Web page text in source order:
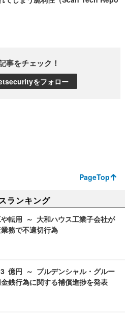
事をチェック！
をフォロー
PageTop
ランキング
転用 ～ 大和ハウス工業子会社が
務で不適切行為
億円 ～ プルデンシャル・グルー
銭行為に関する補償進捗を発表